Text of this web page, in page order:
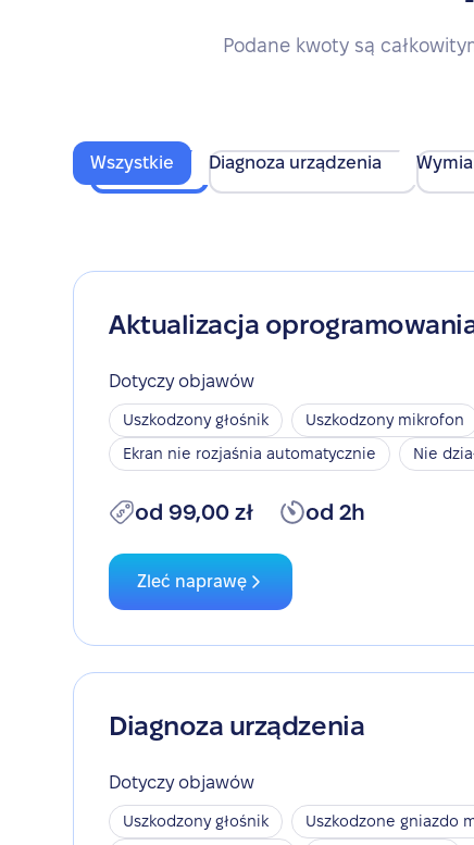
Podane kwoty są
Wszystkie Diagnoza urządzenia
Aktualizacja
Dotyczy objawów
Uszkodzony głośnik Uszkodzony mikrofon
Ekran nie rozjaśnia automatycznie
Nie
od 99,00 zł od 2h
Zleć naprawę
Diagnoza urządzenia
Dotyczy objawów
Uszkodzony głośnik
Uszkodzone gniazdo